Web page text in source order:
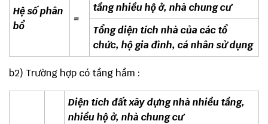
Hệ số phân
bổ
=
tầng nhiều hộ ở,nhà chung cư
Tổng diện tích nhà của các tổ
chức, hộ gia đình,cá nhân sử dụng
b2) Trường hợp có tầng hầm :
Diện tích đất xây dựng nhà nhiều tầng,
nhiều hộ ở, nhà chung cư